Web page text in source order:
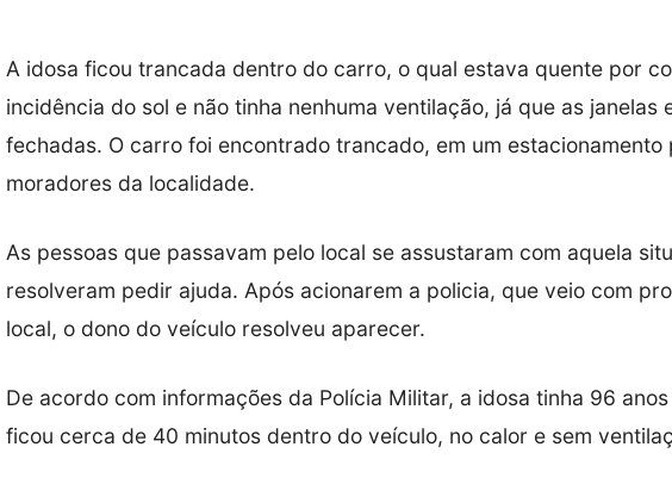
A idosa ficou trancada dentro do carro, o qual estava quente por
incidência do sol e não tinha nenhuma ventilação, já que as janelas
fechadas. O carro foi encontrado trancado, em um estacionamento
moradores da localidade.
As pessoas que passavam pelo local se assustaram com aquela
resolveram pedir ajuda. Após acionarem a policia, que veio com
local, o dono do veículo resolveu aparecer.
De acordo com informações da Polícia Militar, a idosa tinha 96
ficou cerca de 40 minutos dentro do veículo, no calor e sem